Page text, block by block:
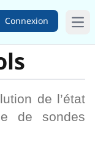
Connexion
de l’état
de sondes